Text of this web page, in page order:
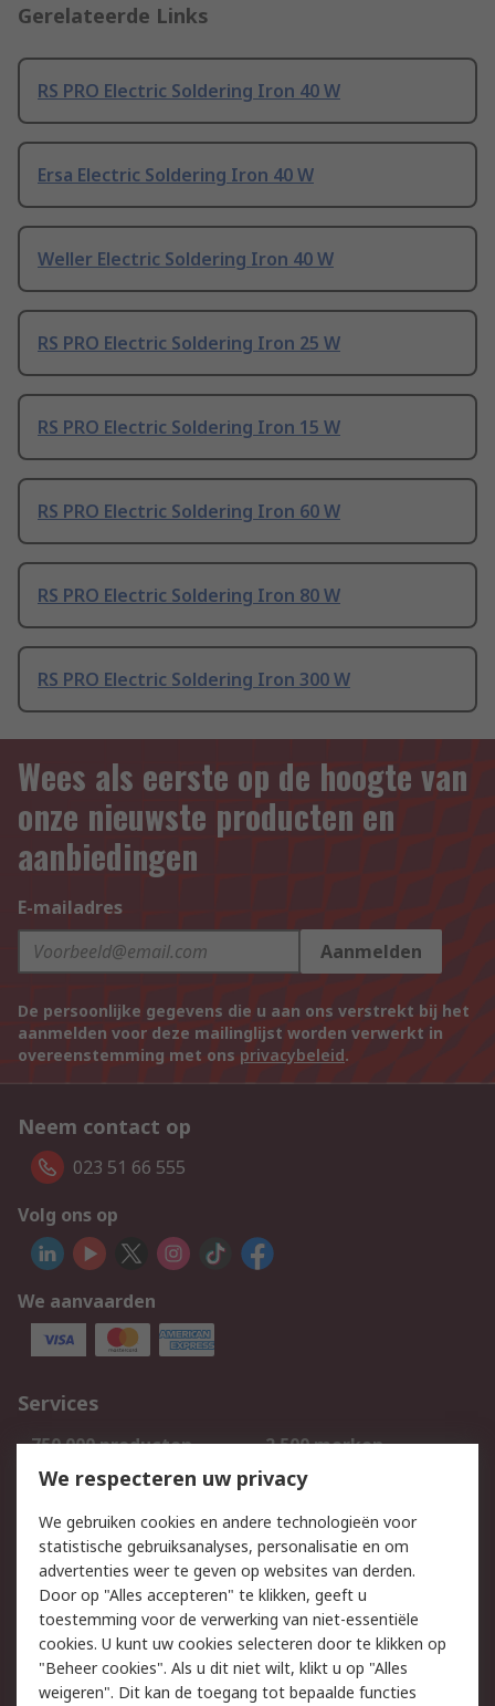
Gerelateerde Links
RS PRO Electric Soldering Iron 40 W
Ersa Electric Soldering Iron 40 W
Weller Electric Soldering Iron 40 W
RS PRO Electric Soldering Iron 25 W
RS PRO Electric Soldering Iron 15 W
RS PRO Electric Soldering Iron 60 W
RS PRO Electric Soldering Iron 80 W
RS PRO Electric Soldering Iron 300 W
Wees als eerste op de hoogte van
onze nieuwste producten en
aanbiedingen
E-mailadres
Aanmelden
De persoonlijke gegevens die u aan ons verstrekt bij het
aanmelden voor deze mailinglijst worden verwerkt in
overeenstemming met ons privacybeleid.
Neem contact op
023 51 66 555
Volg ons op
We aanvaarden
Services
750.000 producten
2.500 merken
Bestellen
Inkoopoplossingen
Track & Trace
Wettelijk
Cookiebeleid
Email veiligheid
Privacybeleid
Websitevoorwaarden
Algemene
We respecteren uw privacy
We gebruiken cookies en andere technologieën voor
statistische gebruiksanalyses, personalisatie en om
advertenties weer te geven op websites van derden.
Door op "Alles accepteren" te klikken, geeft u
toestemming voor de verwerking van niet-essentiële
cookies. U kunt uw cookies selecteren door te klikken op
"Beheer cookies". Als u dit niet wilt, klikt u op "Alles
weigeren". Dit kan de toegang tot bepaalde functies